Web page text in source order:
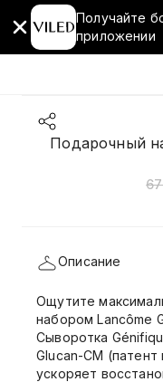
Получайте
приложении
Подарочный
Описание
Ощутите
набором Lancôme
Сыворотка
Glucan-CM (патент
ускоряет